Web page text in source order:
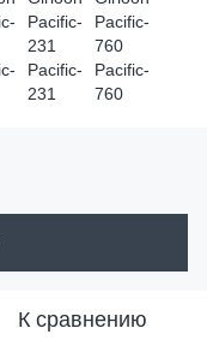
К сравнению